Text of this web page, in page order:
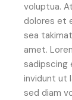
voluptua.
dolores et
sea
amet.
sadipscing
invidunt ut
sed diam